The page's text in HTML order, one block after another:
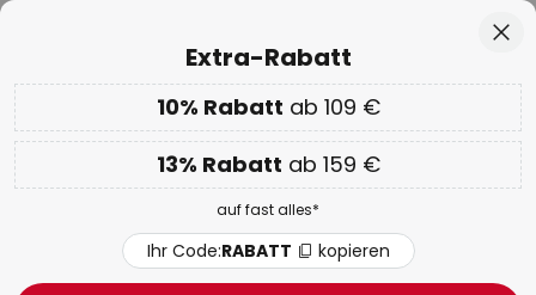
Nur
02D 18H 14M 22S
EXTRA 10% ab 109 € & 13% ab 159 €auf fast alles
Code:RABATT kopieren
WOW Week:Bis zu -70%
Deckenleuchten Kunststoff
Extra-Rabatt
10% Rabatt ab 109 €
13% Rabatt ab 159 €
auf fast alles*
Ihr Code:RABATT kopieren